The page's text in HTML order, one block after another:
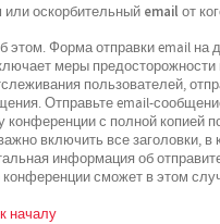
оскорбительный email от
этом. Форма отправки email на
меры предосторожности
пользователей,
Отправьте email-
конференции с полной копией
включить все заголовки, в
информация об
сможет в этом
началу